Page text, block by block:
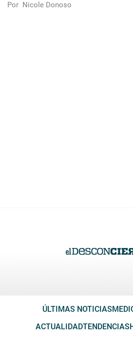
Por Nicole Donoso
ÚLTIMAS NOTICIAS
ACTUALIDADTENDENCIAS